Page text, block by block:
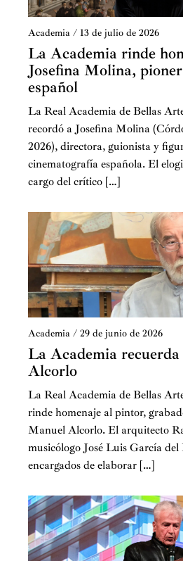
Academia / 13 de julio de 2026
La Academia rinde
Josefina Molina,
español
La Real Academia de Bellas
recordó a Josefina Molina
2026), directora, guionista y
cinematografía española. El
cargo del crítico […]
Academia / 29 de junio de 2026
La Academia
Alcorlo
La Real Academia de Bellas
rinde homenaje al pintor,
Manuel Alcorlo. El arquitecto
musicólogo José Luis García
encargados de elaborar […]